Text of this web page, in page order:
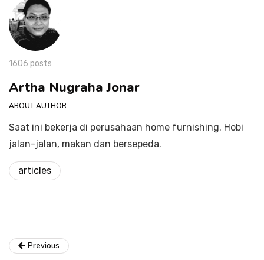
1606 posts
Artha Nugraha Jonar
ABOUT AUTHOR
Saat ini bekerja di perusahaan home furnishing. Hobi
jalan-jalan, makan dan bersepeda.
articles
Previous